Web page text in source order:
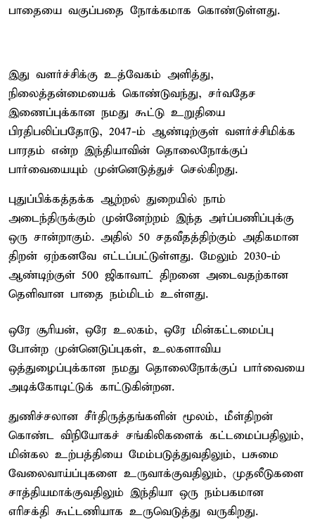
பாதையை வகுப்பதை நோக்கமாக கொண்டுள்ளது.
இது வளர்ச்சிக்கு உத்வேகம் அளித்து,
நிலைத்தன்மையைக் கொண்டுவந்து, சர்வதேச
இணைப்புக்கான நமது கூட்டு உறுதியை
பிரதிபலிப்பதோடு, 2047-ம் ஆண்டிற்குள் வளர்ச்சிமிக்க
பாரதம் என்ற இந்தியாவின் தொலைநோக்குப்
பார்வையையும் முன்னெடுத்துச் செல்கிறது.
புதுப்பிக்கத்தக்க ஆற்றல் துறையில் நாம்
அடைந்திருக்கும் முன்னேற்றம் இந்த அர்ப்பணிப்புக்கு
ஒரு சான்றாகும். அதில் 50 சதவீதத்திற்கும் அதிகமான
திறன் ஏற்கனவே எட்டப்பட்டுள்ளது. மேலும் 2030-ம்
ஆண்டிற்குள் 500 ஜிகாவாட் திறனை அடைவதற்கான
தெளிவான பாதை நம்மிடம் உள்ளது.
ஒரே சூரியன், ஒரே உலகம், ஒரே மின்கட்டமைப்பு
போன்ற முன்னெடுப்புகள், உலகளாவிய
ஒத்துழைப்புக்கான நமது தொலைநோக்குப் பார்வையை
அடிக்கோடிட்டுக் காட்டுகின்றன.
துணிச்சலான சீர்திருத்தங்களின் மூலம், மீள்திறன்
கொண்ட விநியோகச் சங்கிலிகளைக் கட்டமைப்பதிலும்,
மின்கல உற்பத்தியை மேம்படுத்துவதிலும், பசுமை
வேலைவாய்ப்புகளை உருவாக்குவதிலும், முதலீடுகளை
சாத்தியமாக்குவதிலும் இந்தியா ஒரு நம்பகமான
எரிசக்தி கூட்டணியாக உருவெடுத்து வருகிறது.